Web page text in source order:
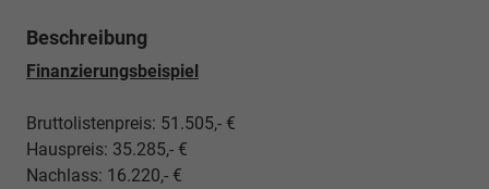
Beschreibung
Finanzierungsbeispiel
Bruttolistenpreis: 51.505,- €
Hauspreis: 35.285,- €
Nachlass: 16.220,- €